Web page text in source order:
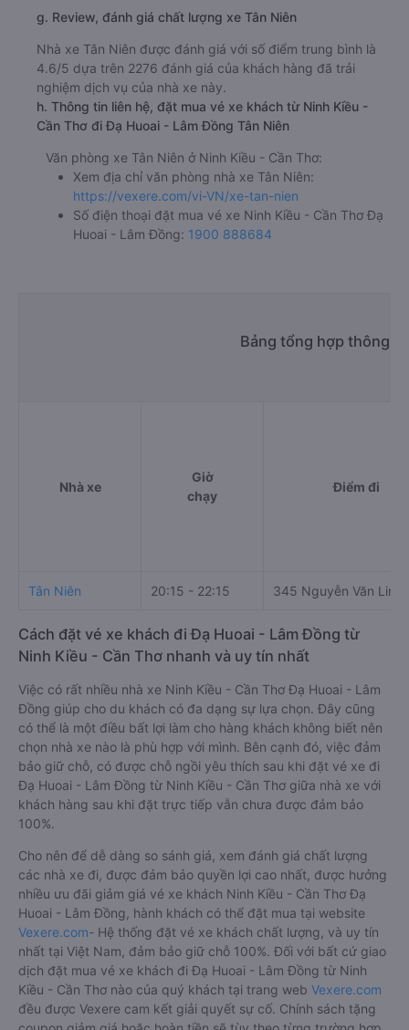
g. Review, đánh giá chất lượng xe Tân Niên
Nhà xe Tân Niên được đánh giá với số điểm trung bình là
4.6/5 dựa trên 2276 đánh giá của khách hàng đã trải
nghiệm dịch vụ của nhà xe này.
h. Thông tin liên hệ, đặt mua vé xe khách từ Ninh Kiều -
Cần Thơ đi Đạ Huoai - Lâm Đồng Tân Niên
Văn phòng xe Tân Niên ở Ninh Kiều - Cần Thơ:
Xem địa chỉ văn phòng nhà xe Tân Niên:
https://vexere.com/vi-VN/xe-tan-nien
Số điện thoại đặt mua vé xe Ninh Kiều - Cần Thơ Đạ
Huoai - Lâm Đồng: 1900 888684
Bảng tổng hợp thông
Nhà xe
Giờ
chạy
Điểm đi
Tân Niên 20:15 - 22:15 345 Nguyễn Văn Linh
Cách đặt vé xe khách đi Đạ Huoai - Lâm Đồng từ
Ninh Kiều - Cần Thơ nhanh và uy tín nhất
Việc có rất nhiều nhà xe Ninh Kiều - Cần Thơ Đạ Huoai - Lâm
Đồng giúp cho du khách có đa dạng sự lựa chọn. Đây cũng
có thể là một điều bất lợi làm cho hàng khách không biết nên
chọn nhà xe nào là phù hợp với mình. Bên cạnh đó, việc đảm
bảo giữ chỗ, có được chỗ ngồi yêu thích sau khi đặt vé xe đi
Đạ Huoai - Lâm Đồng từ Ninh Kiều - Cần Thơ giữa nhà xe với
khách hàng sau khi đặt trực tiếp vẫn chưa được đảm bảo
100%.
Cho nên để dễ dàng so sánh giá, xem đánh giá chất lượng
các nhà xe đi, được đảm bảo quyền lợi cao nhất, được hưởng
nhiều ưu đãi giảm giá vé xe khách Ninh Kiều - Cần Thơ Đạ
Huoai - Lâm Đồng, hành khách có thể đặt mua tại website
Vexere.com- Hệ thống đặt vé xe khách chất lượng, và uy tín
nhất tại Việt Nam, đảm bảo giữ chỗ 100%. Đối với bất cứ giao
dịch đặt mua vé xe khách đi Đạ Huoai - Lâm Đồng từ Ninh
Kiều - Cần Thơ nào của quý khách tại trang web Vexere.com
đều được Vexere cam kết giải quyết sự cố. Chính sách tặng